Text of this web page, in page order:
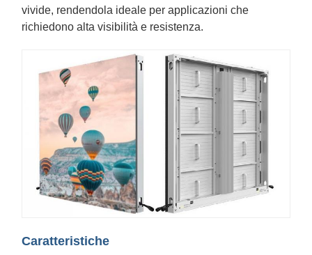
vivide, rendendola ideale per applicazioni che
richiedono alta visibilità e resistenza.
Caratteristiche